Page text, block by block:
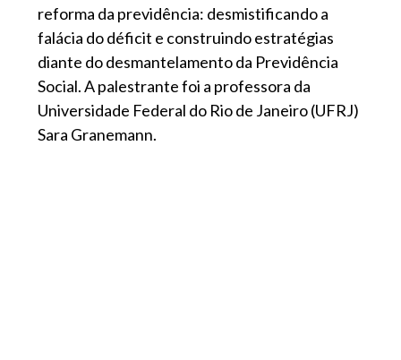
reforma da previdência: desmistificando a
falácia do déficit e construindo estratégias
diante do desmantelamento da Previdência
Social. A palestrante foi a professora da
Universidade Federal do Rio de Janeiro (UFRJ)
Sara Granemann.